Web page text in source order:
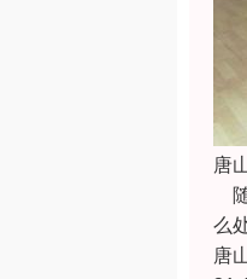
唐
么
唐